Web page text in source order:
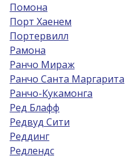
Помона
Порт Хаенем
Портервилл
Рамона
Ранчо Мираж
Ранчо Санта Маргарита
Ранчо-Кукамонга
Ред Блафф
Редвуд Сити
Реддинг
Редлендс